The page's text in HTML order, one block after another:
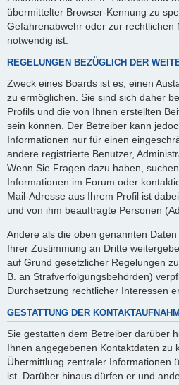
übermittelter Browser-Kennung zu
Gefahrenabwehr oder zur rechtlichen
notwendig ist.
REGELUNGEN BEZÜGLICH DER
Zweck eines Boards ist es, einen
zu ermöglichen. Sie sind sich daher
Profils und die von Ihnen erstellten
sein können. Der Betreiber kann
Informationen nur für einen
andere registrierte Benutzer,
Wenn Sie Fragen dazu haben,
Informationen im Forum oder
Mail-Adresse aus Ihrem Profil ist
und von ihm beauftragte Personen
Andere als die oben genannten
Ihrer Zustimmung an Dritte
auf Grund gesetzlicher Regelungen
B. an Strafverfolgungsbehörden)
Durchsetzung rechtlicher Interessen
GESTATTUNG DER
Sie gestatten dem Betreiber darüber
Ihnen angegebenen Kontaktdaten zu
Übermittlung zentraler Informationen
ist. Darüber hinaus dürfen er und